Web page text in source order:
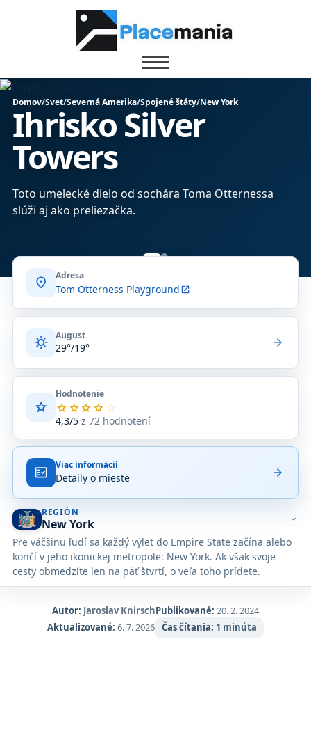
Domov/Svet/Severná Amerika/Spojené štáty/New York
Ihrisko Silver
Towers
Toto umelecké dielo od sochára Toma Otternessa
slúži aj ako preliezačka.
location_on Adresa
Tom Otterness Playgroundopen_in_new
sunny August
29°/19° arrow_forward
star
Hodnotenie
star star star star star
4,3/5z 72 hodnotení
Priemerné
hodnotenie
z
na
základe
72
hodnotení
na
Google
Maps.
fact_check Viac informácií
Detaily o mieste arrow_forward
REGIÓN
New York
Pre väčšinu ľudí sa každý výlet do Empire State začína alebo
končí v jeho ikonickej metropole: New York. Ak však svoje
cesty obmedzíte len na päť štvrtí, o veľa toho prídete.
expand_more
Autor: Jaroslav KnirschPublikované: 20. 2. 2024
Aktualizované: 6. 7. 2026 Čas čítania: 1 minúta